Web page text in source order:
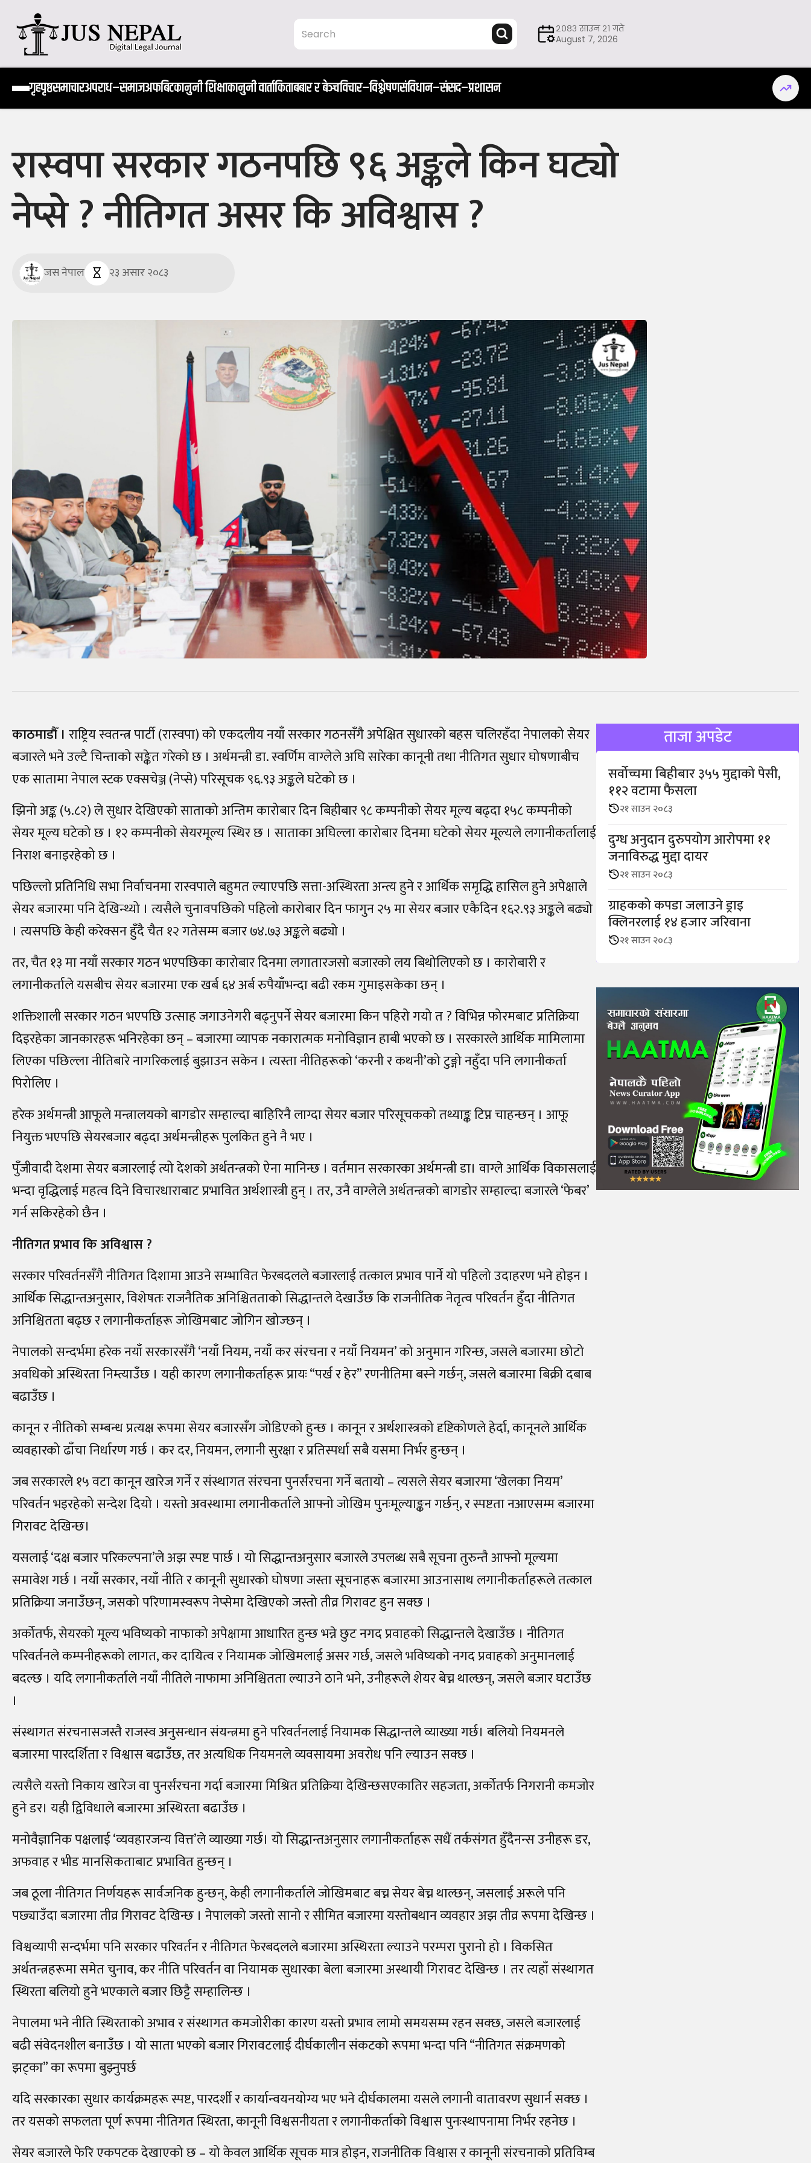
content
Jus Nepal | www.jusnepal.com
Digital Legal Journal
२०८३ साउन २१ गते
August 7, 2026
गृहपृष्ठसमाचारअपराध–समाजअफबिटकानुनी शिक्षाकानुनी वार्ताकिताबबार र बेञ्चविचार–विश्लेषणसंविधान–संसद–प्रशासन
रास्वपा सरकार गठनपछि ९६ अङ्कले किन घट्यो
नेप्से ? नीतिगत असर कि अविश्वास ?
जस नेपाल २३ असार २०८३
काठमाडौँ । राष्ट्रिय स्वतन्त्र पार्टी (रास्वपा) को एकदलीय नयाँ सरकार गठनसँगै अपेक्षित सुधारको बहस चलिरहँदा नेपालको सेयर
बजारले भने उल्टै चिन्ताको सङ्केत गरेको छ । अर्थमन्त्री डा. स्वर्णिम वाग्लेले अघि सारेका कानूनी तथा नीतिगत सुधार घोषणाबीच
एक सातामा नेपाल स्टक एक्सचेञ्ज (नेप्से) परिसूचक ९६.९३ अङ्कले घटेको छ ।
झिनो अङ्क (५.८२) ले सुधार देखिएको साताको अन्तिम कारोबार दिन बिहीबार ९८ कम्पनीको सेयर मूल्य बढ्दा १५८ कम्पनीको
सेयर मूल्य घटेको छ । १२ कम्पनीको सेयरमूल्य स्थिर छ । साताका अघिल्ला कारोबार दिनमा घटेको सेयर मूल्यले लगानीकर्तालाई
निराश बनाइरहेको छ ।
पछिल्लो प्रतिनिधि सभा निर्वाचनमा रास्वपाले बहुमत ल्याएपछि सत्ता-अस्थिरता अन्त्य हुने र आर्थिक समृद्धि हासिल हुने अपेक्षाले
सेयर बजारमा पनि देखिन्थ्यो । त्यसैले चुनावपछिको पहिलो कारोबार दिन फागुन २५ मा सेयर बजार एकैदिन १६२.९३ अङ्कले बढ्यो
। त्यसपछि केही करेक्सन हुँदै चैत १२ गतेसम्म बजार ७४.७३ अङ्कले बढ्यो ।
तर, चैत १३ मा नयाँ सरकार गठन भएपछिका कारोबार दिनमा लगातारजसो बजारको लय बिथोलिएको छ । कारोबारी र
लगानीकर्ताले यसबीच सेयर बजारमा एक खर्ब ६४ अर्ब रुपैयाँभन्दा बढी रकम गुमाइसकेका छन्‌ ।
शक्तिशाली सरकार गठन भएपछि उत्साह जगाउनेगरी बढ्नुपर्ने सेयर बजारमा किन पहिरो गयो त ? विभिन्न फोरमबाट प्रतिक्रिया
दिइरहेका जानकारहरू भनिरहेका छन्‌ – बजारमा व्यापक नकारात्मक मनोविज्ञान हाबी भएको छ । सरकारले आर्थिक मामिलामा
लिएका पछिल्ला नीतिबारे नागरिकलाई बुझाउन सकेन । त्यस्ता नीतिहरूको ‘करनी र कथनी’को टुङ्गो नहुँदा पनि लगानीकर्ता
पिरोलिए ।
हरेक अर्थमन्त्री आफूले मन्त्रालयको बागडोर सम्हाल्दा बाहिरिनै लाग्दा सेयर बजार परिसूचकको तथ्याङ्क टिप्न चाहन्छन्‌ । आफू
नियुक्त भएपछि सेयरबजार बढ्दा अर्थमन्त्रीहरू पुलकित हुने नै भए ।
पुँजीवादी देशमा सेयर बजारलाई त्यो देशको अर्थतन्त्रको ऐना मानिन्छ । वर्तमान सरकारका अर्थमन्त्री डा। वाग्ले आर्थिक विकासलाई
भन्दा वृद्धिलाई महत्व दिने विचारधाराबाट प्रभावित अर्थशास्त्री हुन्‌ । तर, उनै वाग्लेले अर्थतन्त्रको बागडोर सम्हाल्दा बजारले ‘फेबर’
गर्न सकिरहेको छैन ।
नीतिगत प्रभाव कि अविश्वास ?
सरकार परिवर्तनसँगै नीतिगत दिशामा आउने सम्भावित फेरबदलले बजारलाई तत्काल प्रभाव पार्ने यो पहिलो उदाहरण भने होइन ।
आर्थिक सिद्धान्तअनुसार, विशेषतः राजनैतिक अनिश्चितताको सिद्धान्तले देखाउँछ कि राजनीतिक नेतृत्व परिवर्तन हुँदा नीतिगत
अनिश्चितता बढ्छ र लगानीकर्ताहरू जोखिमबाट जोगिन खोज्छन् ।
नेपालको सन्दर्भमा हरेक नयाँ सरकारसँगै ‘नयाँ नियम, नयाँ कर संरचना र नयाँ नियमन’ को अनुमान गरिन्छ, जसले बजारमा छोटो
अवधिको अस्थिरता निम्त्याउँछ । यही कारण लगानीकर्ताहरू प्रायः “पर्ख र हेर” रणनीतिमा बस्ने गर्छन्, जसले बजारमा बिक्री दबाब
बढाउँछ ।
कानून र नीतिको सम्बन्ध प्रत्यक्ष रूपमा सेयर बजारसँग जोडिएको हुन्छ । कानून र अर्थशास्त्रको दृष्टिकोणले हेर्दा, कानूनले आर्थिक
व्यवहारको ढाँचा निर्धारण गर्छ । कर दर, नियमन, लगानी सुरक्षा र प्रतिस्पर्धा सबै यसमा निर्भर हुन्छन् ।
जब सरकारले १५ वटा कानून खारेज गर्ने र संस्थागत संरचना पुनर्संरचना गर्ने बतायो – त्यसले सेयर बजारमा ‘खेलका नियम’
परिवर्तन भइरहेको सन्देश दियो । यस्तो अवस्थामा लगानीकर्ताले आफ्नो जोखिम पुनःमूल्याङ्कन गर्छन्, र स्पष्टता नआएसम्म बजारमा
गिरावट देखिन्छ।
यसलाई ‘दक्ष बजार परिकल्पना’ले अझ स्पष्ट पार्छ । यो सिद्धान्तअनुसार बजारले उपलब्ध सबै सूचना तुरुन्तै आफ्नो मूल्यमा
समावेश गर्छ । नयाँ सरकार, नयाँ नीति र कानूनी सुधारको घोषणा जस्ता सूचनाहरू बजारमा आउनासाथ लगानीकर्ताहरूले तत्काल
प्रतिक्रिया जनाउँछन्, जसको परिणामस्वरूप नेप्सेमा देखिएको जस्तो तीव्र गिरावट हुन सक्छ ।
अर्कोतर्फ, सेयरको मूल्य भविष्यको नाफाको अपेक्षामा आधारित हुन्छ भन्ने छुट नगद प्रवाहको सिद्धान्तले देखाउँछ । नीतिगत
परिवर्तनले कम्पनीहरूको लागत, कर दायित्व र नियामक जोखिमलाई असर गर्छ, जसले भविष्यको नगद प्रवाहको अनुमानलाई
बदल्छ । यदि लगानीकर्ताले नयाँ नीतिले नाफामा अनिश्चितता ल्याउने ठाने भने, उनीहरूले शेयर बेच्न थाल्छन्, जसले बजार घटाउँछ
।
संस्थागत संरचनासजस्तै राजस्व अनुसन्धान संयन्त्रमा हुने परिवर्तनलाई नियामक सिद्धान्तले व्याख्या गर्छ। बलियो नियमनले
बजारमा पारदर्शिता र विश्वास बढाउँछ, तर अत्यधिक नियमनले व्यवसायमा अवरोध पनि ल्याउन सक्छ ।
त्यसैले यस्तो निकाय खारेज वा पुनर्संरचना गर्दा बजारमा मिश्रित प्रतिक्रिया देखिन्छसएकातिर सहजता, अर्कोतर्फ निगरानी कमजोर
हुने डर। यही द्विविधाले बजारमा अस्थिरता बढाउँछ ।
मनोवैज्ञानिक पक्षलाई ‘व्यवहारजन्य वित्त’ले व्याख्या गर्छ। यो सिद्धान्तअनुसार लगानीकर्ताहरू सधैं तर्कसंगत हुँदैनन्स उनीहरू डर,
अफवाह र भीड मानसिकताबाट प्रभावित हुन्छन् ।
जब ठूला नीतिगत निर्णयहरू सार्वजनिक हुन्छन्, केही लगानीकर्ताले जोखिमबाट बच्न सेयर बेच्न थाल्छन्, जसलाई अरूले पनि
पछ्याउँदा बजारमा तीव्र गिरावट देखिन्छ । नेपालको जस्तो सानो र सीमित बजारमा यस्तोबथान व्यवहार अझ तीव्र रूपमा देखिन्छ ।
विश्वव्यापी सन्दर्भमा पनि सरकार परिवर्तन र नीतिगत फेरबदलले बजारमा अस्थिरता ल्याउने परम्परा पुरानो हो । विकसित
अर्थतन्त्रहरूमा समेत चुनाव, कर नीति परिवर्तन वा नियामक सुधारका बेला बजारमा अस्थायी गिरावट देखिन्छ । तर त्यहाँ संस्थागत
स्थिरता बलियो हुने भएकाले बजार छिट्टै सम्हालिन्छ ।
नेपालमा भने नीति स्थिरताको अभाव र संस्थागत कमजोरीका कारण यस्तो प्रभाव लामो समयसम्म रहन सक्छ, जसले बजारलाई
बढी संवेदनशील बनाउँछ । यो साता भएको बजार गिरावटलाई दीर्घकालीन संकटको रूपमा भन्दा पनि “नीतिगत संक्रमणको
झट्का” का रूपमा बुझ्नुपर्छ
यदि सरकारका सुधार कार्यक्रमहरू स्पष्ट, पारदर्शी र कार्यान्वयनयोग्य भए भने दीर्घकालमा यसले लगानी वातावरण सुधार्न सक्छ ।
तर यसको सफलता पूर्ण रूपमा नीतिगत स्थिरता, कानूनी विश्वसनीयता र लगानीकर्ताको विश्वास पुनःस्थापनामा निर्भर रहनेछ ।
सेयर बजारले फेरि एकपटक देखाएको छ – यो केवल आर्थिक सूचक मात्र होइन, राजनीतिक विश्वास र कानूनी संरचनाको प्रतिविम्ब
ताजा अपडेट
सर्वोच्चमा बिहीबार ३५५ मुद्दाको पेसी,
११२ वटामा फैसला
२१ साउन २०८३
दुग्ध अनुदान दुरुपयोग आराेपमा ११
जनाविरुद्ध मुद्दा दायर
२१ साउन २०८३
ग्राहकको कपडा जलाउने ड्राइ
क्लिनरलाई १४ हजार जरिवाना
२१ साउन २०८३